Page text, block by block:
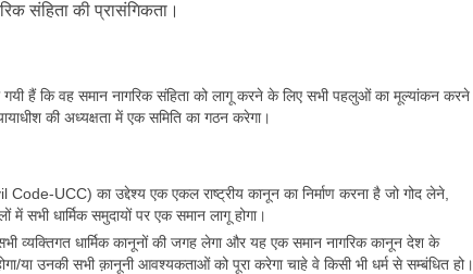
संहिता की प्रासंगिकता।
गयी हैं कि वह समान नागरिक संहिता को लागू करने के लिए सभी पहलुओं का मूल्यांकन करने
की अध्यक्षता में एक समिति का गठन करेगा।
UCC) का उद्देश्य एक एकल राष्ट्रीय कानून का निर्माण करना है जो गोद लेने,
में सभी धार्मिक समुदायों पर एक समान लागू होगा।
व्यक्तिगत धार्मिक कानूनों की जगह लेगा और यह एक समान नागरिक कानून देश के
या उनकी सभी क़ानूनी आवश्यकताओं को पूरा करेगा चाहे वे किसी भी धर्म से सम्बंधित हो।